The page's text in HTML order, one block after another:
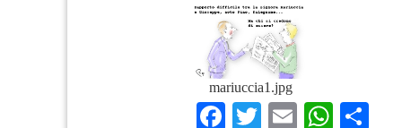
mariuccia1.jpg
Facebook
TwitterEmail